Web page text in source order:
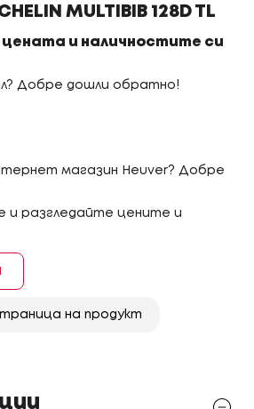
MULTIBIB 128D TL
и наличностите си
Добре дошли обратно!
магазин Heuver? Добре
и разгледайте цените и
на продукт